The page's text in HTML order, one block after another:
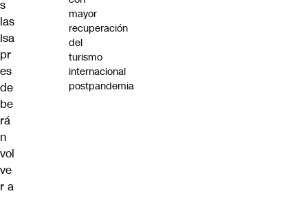
s
las
Isa
pr
es
de
be
rá
n
vol
ve
r a
mayor
recuperación
del
turismo
internacional
postpandemia